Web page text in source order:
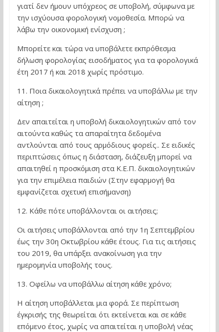
γιατί δεν ήμουν υπόχρεος σε υποβολή, σύμφωνα με
την ισχύουσα φορολογική νομοθεσία. Μπορώ να
λάβω την οικονομική ενίσχυση ;
Μπορείτε και τώρα να υποβάλετε εκπρόθεσμα
δήλωση φορολογίας εισοδήματος για τα φορολογικά
έτη 2017 ή και 2018 χωρίς πρόστιμο.
11. Ποια δικαιολογητικά πρέπει να υποβάλλω με την
αίτηση ;
Δεν απαιτείται η υποβολή δικαιολογητικών από τον
αιτούντα καθώς τα απαραίτητα δεδομένα
αντλούνται από τους αρμόδιους φορείς.. Σε ειδικές
περιπτώσεις όπως η διάσταση, διάζευξη μπορεί να
απαιτηθεί η προσκόμιση στα Κ.Ε.Π. δικαιολογητικών
για την επιμέλεια παιδιών (Στην εφαρμογή θα
εμφανίζεται σχετική επισήμανση)
12. Κάθε πότε υποβάλλονται οι αιτήσεις;
Οι αιτήσεις υποβάλλονται από την 1η Σεπτεμβρίου
έως την 30η Οκτωβρίου κάθε έτους. Για τις αιτήσεις
του 2019, θα υπάρξει ανακοίνωση για την
ημερομηνία υποβολής τους.
13. Οφείλω να υποβάλλω αίτηση κάθε χρόνο;
Η αίτηση υποβάλλεται μια φορά. Σε περίπτωση
έγκρισής της θεωρείται ότι εκτείνεται και σε κάθε
επόμενο έτος, χωρίς να απαιτείται η υποβολή νέας